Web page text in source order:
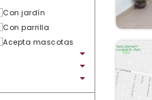
Con jardín
Con parrilla
Acepta mascotas